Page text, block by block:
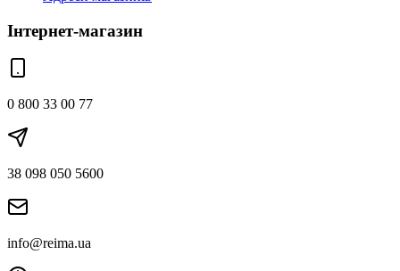
Інтернет-магазин
0 800 33 00 77
38 098 050 5600
info@reima.ua